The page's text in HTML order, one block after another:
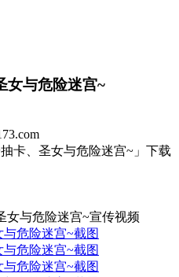
女与危险迷宫~
卡、圣女与危险迷宫~」 下载